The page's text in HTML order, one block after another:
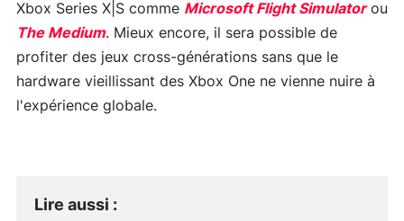
Xbox Series X|S comme Microsoft Flight Simulatorou
The Medium. Mieux encore, il sera possible de
profiter des jeux cross-générations sans que le
hardware vieillissant des Xbox One ne vienne nuire à
l'expérience globale.
Lire aussi :